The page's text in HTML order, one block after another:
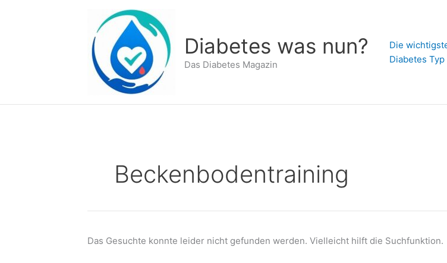
Diabetes was nun?
Das Diabetes Magazin
Die
Diabetes Typ
Beckenbodentraining
Das Gesuchte konnte leider nicht gefunden werden. Vielleicht hilft die Suchfunktion.